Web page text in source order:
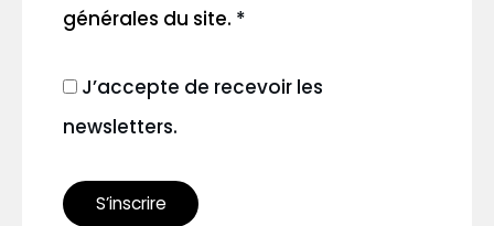
générales du site. *
J’accepte de recevoir les
newsletters.
S’inscrire